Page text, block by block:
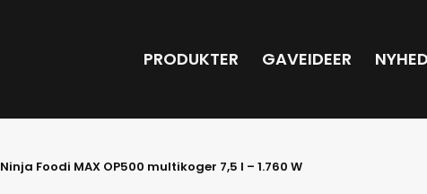
PRODUKTER GAVEIDEER
Ninja Foodi MAX OP500 multikoger 7,5 l – 1.760 W